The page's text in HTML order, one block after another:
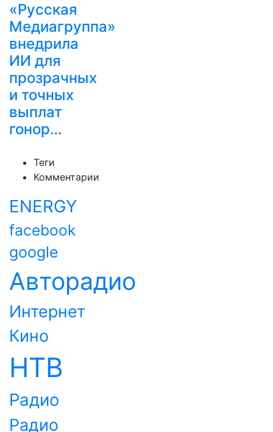
«Русская
Медиагруппа»
внедрила
ИИ для
прозрачных
и точных
выплат
гонор…
Теги
Комментарии
ENERGY
facebook
google
Авторадио
Интернет
Кино
НТВ
Радио
Радио